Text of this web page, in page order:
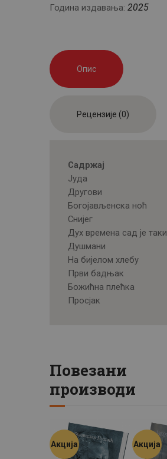
Година издавања: 2025
Опис
Рецензије (0)
Садржај
Јуда
Другови
Богојављенска ноћ
Снијег
Дух времена сад је таки
Душмани
На бијелом хлебу
Први бадњак
Божићна плећка
Просјак
Повезани
производи
Акција Акција